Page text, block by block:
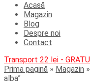
Acasă
Magazin
Blog
Despre noi
Contact
Transport 22 lei -
Prima pagină » Magazin »
alba”